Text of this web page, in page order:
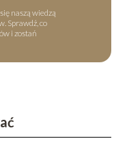
naszą wiedzą
Sprawdź, co
i zostań